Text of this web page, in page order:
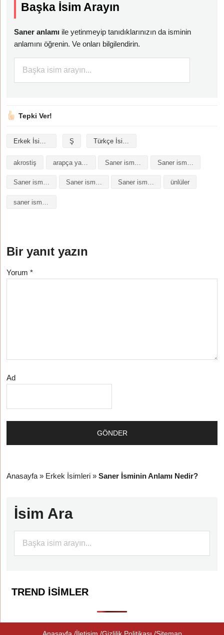
Başka İsim Arayın
Saner anlamı ile yetinmeyip tanıdıklarınızın da isminin
anlamını öğrenin. Ve onları bilgilendirin.
Tepki Ver!
Erkek İsimleri Ş Türkçe İsimler
akrostiş arapça yazılışı
Saner isminin baş harfleriyle şiir Saner isminin kökeni Saner isminin numerolojisi ünlüler
Bir yanıt yazın
Yorum*
Ad
Anasayfa » Erkek İsimleri »Saner İsminin Anlamı Nedir?
İsim Ara
TREND İSIMLER